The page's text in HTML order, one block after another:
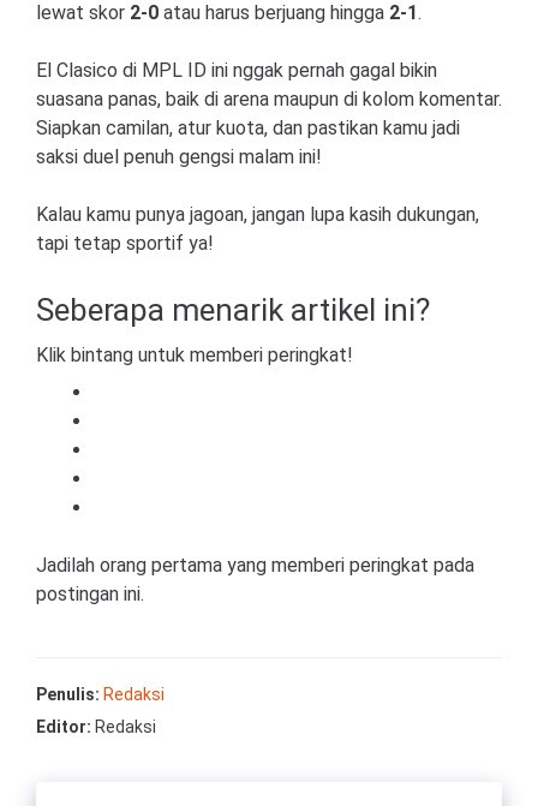
lewat skor 2-0 atau harus berjuang hingga 2-1.
El Clasico di MPL ID ini nggak pernah gagal bikin
suasana panas, baik di arena maupun di kolom komentar.
Siapkan camilan, atur kuota, dan pastikan kamu jadi
saksi duel penuh gengsi malam ini!
Kalau kamu punya jagoan, jangan lupa kasih dukungan,
tapi tetap sportif ya!
Seberapa menarik artikel ini?
Klik bintang untuk memberi peringkat!
Jadilah orang pertama yang memberi peringkat pada
postingan ini.
Penulis: Redaksi
Editor: Redaksi